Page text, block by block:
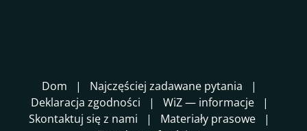
Dom
Najczęściej zadawane pytania
Deklaracja zgodności
WiZ — informacje
Skontaktuj się z nami
Materiały prasowe